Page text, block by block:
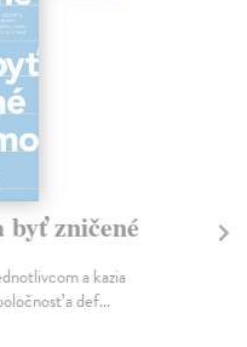
byť zničené
a kazia
a def...